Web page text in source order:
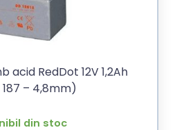
acid RedDot 12V 1,2Ah
– 4,8mm)
din stoc